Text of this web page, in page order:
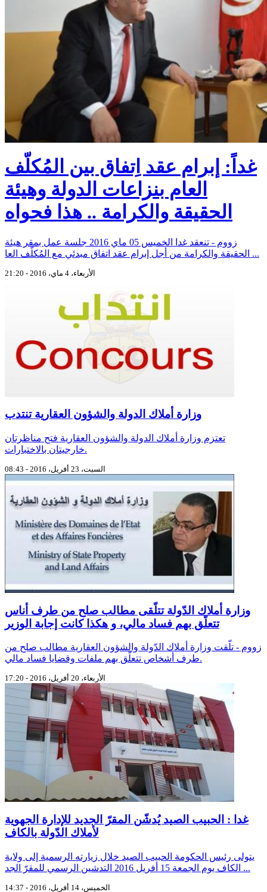
غداً: إبرام عقد اِتفاق بين المُكلّف
العام بنزاعات الدولة وهيئة
الحقيقة والكرامة .. هذا فحواه
زووم - تنعقد غدا الخميس 05 ماي 2016 جلسة عمل بمقر هيئة
الحقيقة والكرامة من أجل إبرام عقد اتفاق مبدئي مع المُكلّف العا ...
الأربعاء، 4 ماي، 2016 - 21:20
وزارة أملاك الدولة والشؤون العقارية تنتدب
تعتزم وزارة أملاك الدولة والشؤون العقارية فتح مناظرتان
خارجيتان بالاختبارات.
السبت، 23 أفريل، 2016 - 08:43
وزارة أملاك الدّولة تتلّقى مطالب صلح من طرف أناس
تتعلّق بهم فساد مالي، و هكذا كانت إجابة الوزير
زووم - تلّقت وزارة أملاك الدّولة والشؤون العقارية مطالب صلح من
طرف أشخاص تتعلّق بهم ملفات وقضايا فساد مالي.
الأربعاء، 20 أفريل، 2016 - 17:20
غدا : الحبيب الصيد يُدشّن المقرّ الجديد للإدارة الجهوية
لأملاك الدّولة بالكاف
يتولى رئيس الحكومة الحبيب الصيد خلال زيارته الرسمية إلى ولاية
الكاف يوم الجمعة 15 أفريل 2016 التدشين الرسمي للمقرّ الجد ...
الخميس، 14 أفريل، 2016 - 14:37